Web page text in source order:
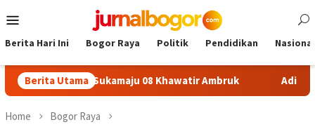
to
Menu
Berita Hari Ini Bogor Raya Politik Pendidikan Nasional
Berita Utama
SDN Sukamaju 08 Khawatir Ambruk Adira Expo
Home Bogor Raya